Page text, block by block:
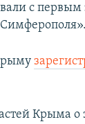
с
Крыма о